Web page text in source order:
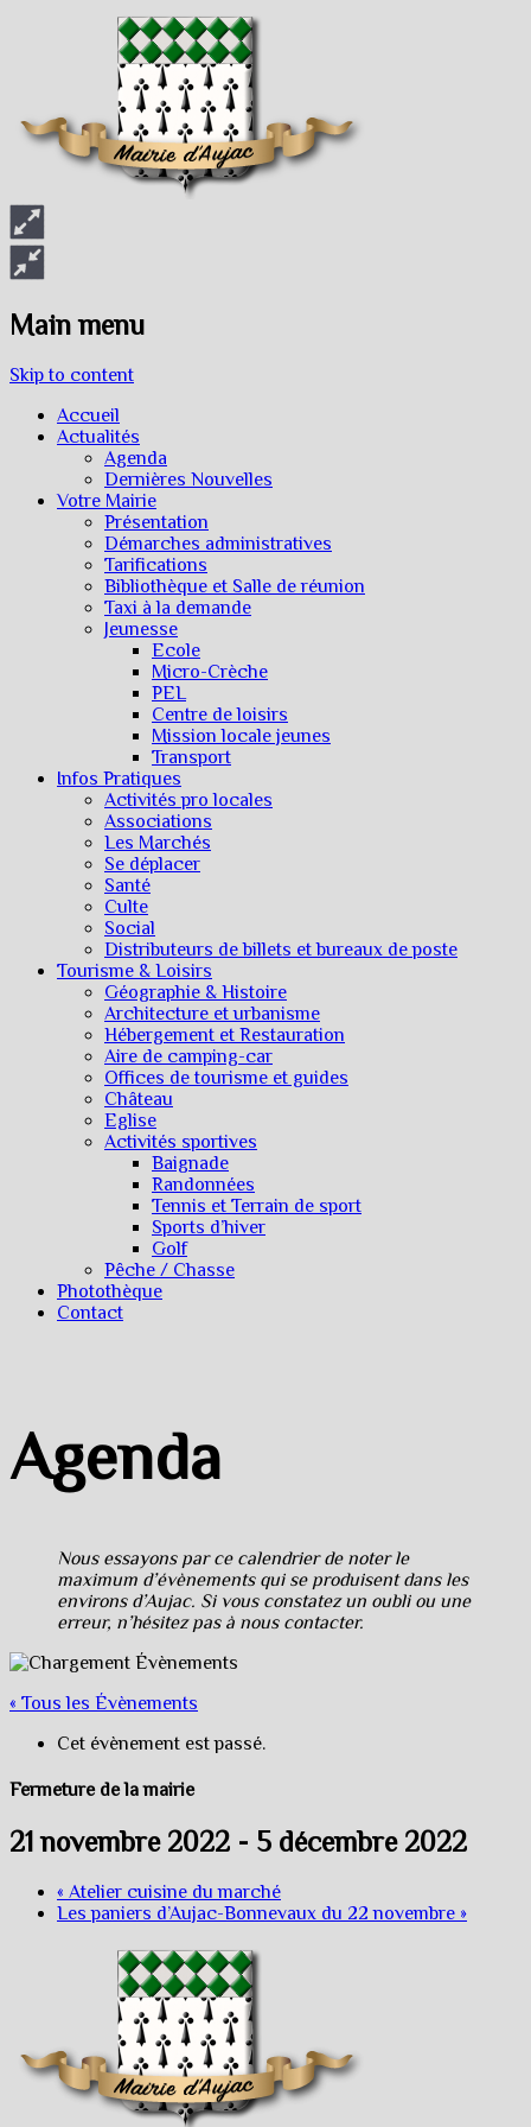
Main menu
Skip to content
Accueil
Actualités
Agenda
Dernières Nouvelles
Votre Mairie
Présentation
Démarches administratives
Tarifications
Bibliothèque et Salle de réunion
Taxi à la demande
Jeunesse
Ecole
Micro-Crèche
PEL
Centre de loisirs
Mission locale jeunes
Transport
Infos Pratiques
Activités pro locales
Associations
Les Marchés
Se déplacer
Santé
Culte
Social
Distributeurs de billets et bureaux de poste
Tourisme & Loisirs
Géographie & Histoire
Architecture et urbanisme
Hébergement et Restauration
Aire de camping-car
Offices de tourisme et guides
Château
Eglise
Activités sportives
Baignade
Randonnées
Tennis et Terrain de sport
Sports d’hiver
Golf
Pêche / Chasse
Photothèque
Contact
Agenda
Nous essayons par ce calendrier de noter le
maximum d’évènements qui se produisent dans les
environs d’Aujac. Si vous constatez un oubli ou une
erreur, n’hésitez pas à nous contacter.
« Tous les Évènements
Cet évènement est passé.
Fermeture de la mairie
21 novembre 2022 - 5 décembre 2022
« Atelier cuisine du marché
Les paniers d’Aujac-Bonnevaux du 22 novembre »